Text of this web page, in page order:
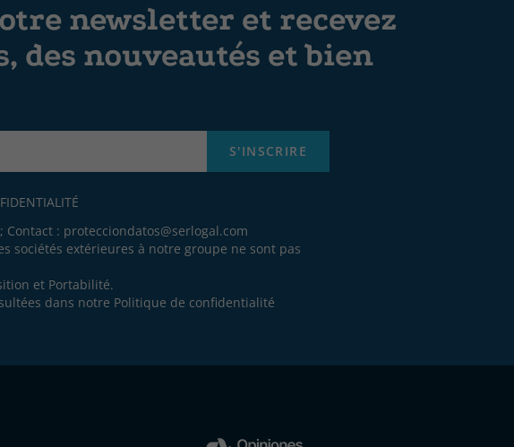
newsletter et recevez
des nouveautés et bien
S'INSCRIRE
Contact : protecciondatos@serlogal.com
sociétés extérieures à notre groupe ne sont pas
et Portabilité.
dans notre Politique de confidentialité